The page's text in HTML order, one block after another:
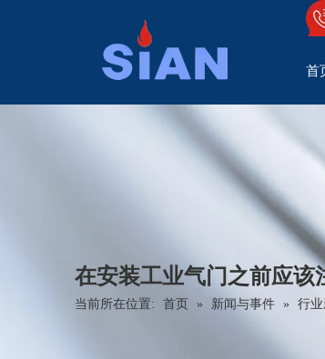
首
在安装工业气门之前应该
当前所在位置: 首页 » 新闻与事件 » 行业